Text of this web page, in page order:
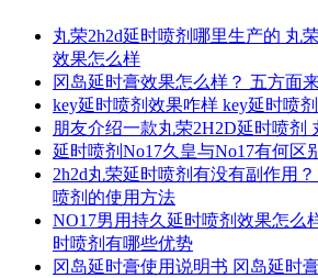
丸荣2h2d延时喷剂哪里生产的 丸
效果怎么样
冈岛延时膏效果怎么样？ 五方面
key延时喷剂效果咋样 key延时喷
朋友介绍一款丸荣2H2D延时喷剂
延时喷剂No17久皇与No17有何区
2h2d丸荣延时喷剂有没有副作用
喷剂的使用方法
NO17男用持久延时喷剂效果怎么
时喷剂有哪些优势
冈岛延时膏使用说明书 冈岛延时